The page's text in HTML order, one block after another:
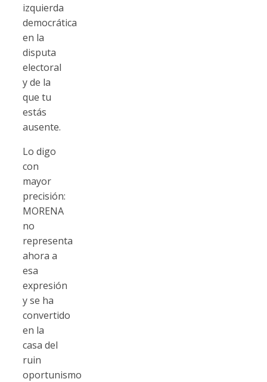
izquierda
democrática
en la
disputa
electoral
y de la
que tu
estás
ausente.
Lo digo
con
mayor
precisión:
MORENA
no
representa
ahora a
esa
expresión
y se ha
convertido
en la
casa del
ruin
oportunismo